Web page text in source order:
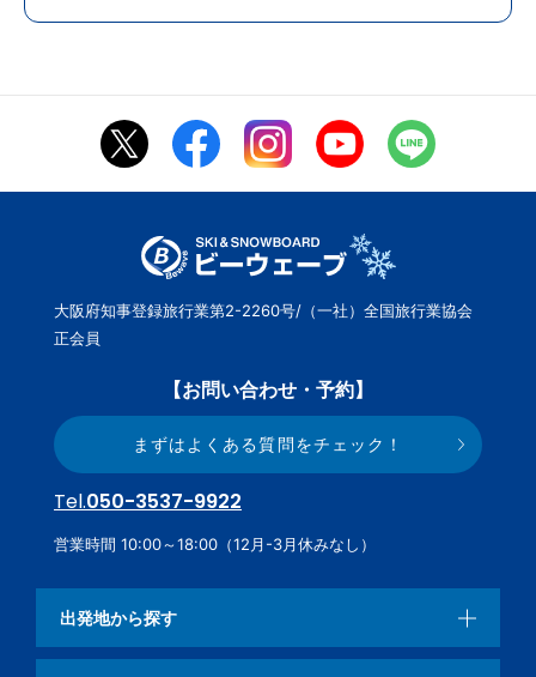
大阪府知事登録旅行業第2-2260号/（一社）全国旅行業協会
正会員
【お問い合わせ・予約】
まずはよくある質問をチェック！
Tel.050-3537-9922
営業時間 10:00～18:00（12月-3月休みなし）
出発地から探す